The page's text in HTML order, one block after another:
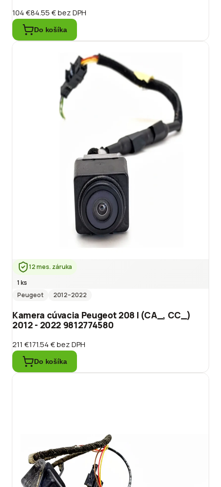
104 €84.55 €bez DPH
Do košíka
12 mes. záruka
1 ks
Peugeot
2012–2022
Kamera cúvacia Peugeot 208 I (CA_, CC_)
2012 - 2022 9812774580
211 €171.54 €bez DPH
Do košíka